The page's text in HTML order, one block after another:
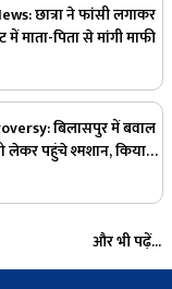
छात्रा ने फांसी लगाकर
में माता-पिता से मांगी माफी
बिलासपुर में बवाल
लेकर पहुंचे श्मशान, किया
और भी पढ़ें...